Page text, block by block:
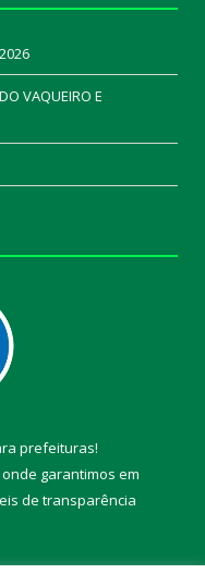
VAQUEIRO E
prefeituras!
garantimos em
de transparência